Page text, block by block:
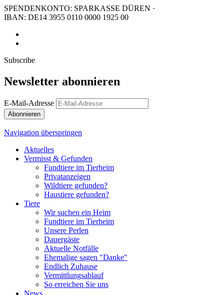
SPENDENKONTO: SPARKASSE DÜREN ·
IBAN: DE14 3955 0110 0000 1925 00
Subscribe
Newsletter abonnieren
E-Mail-Adresse
Abonnieren
Navigation überspringen
Aktuelles
Vermisst & Gefunden
Fundtiere im Tierheim
Privatanzeigen
Wildtiere gefunden?
Haustiere gefunden?
Tiere
Wir suchen ein Heim
Fundtiere im Tierheim
Unsere Perlen
Dauergäste
Aktuelle Notfälle
Ehemalige sagen "Danke"
Endlich Zuhause
Vermittlungsablauf
So erreichen Sie uns
News